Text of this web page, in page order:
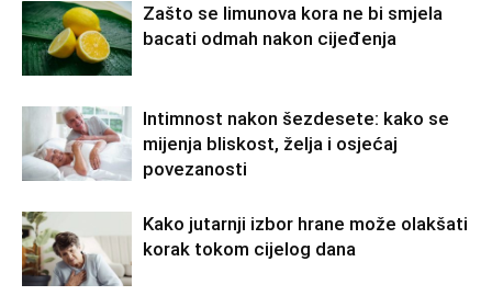
Zašto se limunova kora ne bi smjela
bacati odmah nakon cijeđenja
Intimnost nakon šezdesete: kako se
mijenja bliskost, želja i osjećaj
povezanosti
Kako jutarnji izbor hrane može olakšati
korak tokom cijelog dana